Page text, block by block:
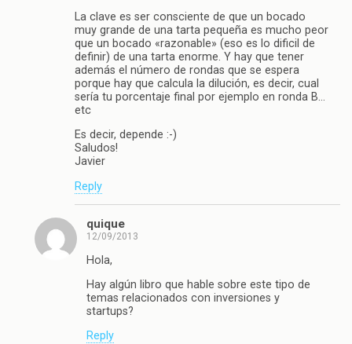
La clave es ser consciente de que un bocado
muy grande de una tarta pequeña es mucho peor
que un bocado «razonable» (eso es lo dificil de
definir) de una tarta enorme. Y hay que tener
además el número de rondas que se espera
porque hay que calcula la dilución, es decir, cual
sería tu porcentaje final por ejemplo en ronda B…
etc
Es decir, depende :-)
Saludos!
Javier
Reply
quique
12/09/2013
Hola,
Hay algún libro que hable sobre este tipo de
temas relacionados con inversiones y
startups?
Reply